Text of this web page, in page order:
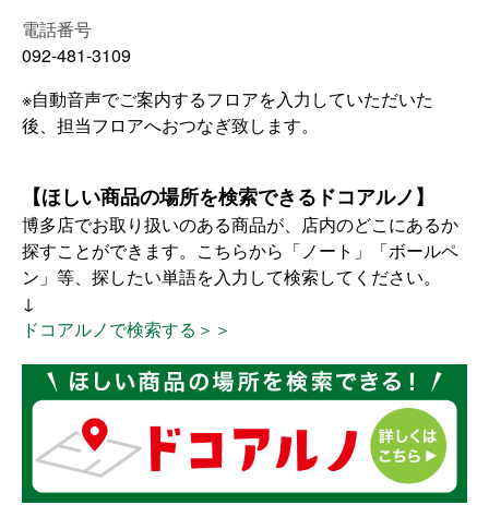
電話番号
092-481-3109
※自動音声でご案内するフロアを入力していただいた
後、担当フロアへおつなぎ致します。
【ほしい商品の場所を検索できるドコアルノ】
博多店でお取り扱いのある商品が、店内のどこにあるか
探すことができます。こちらから「ノート」「ボールペ
ン」等、探したい単語を入力して検索してください。
↓
ドコアルノで検索する＞＞